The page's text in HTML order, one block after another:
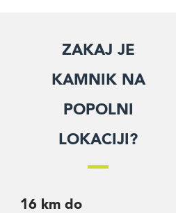
Zakaj je
Kamnik na
popolni
lokaciji?
16 km do